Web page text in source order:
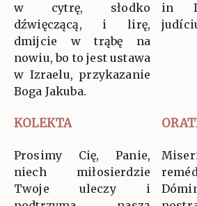
w cytrę, słodko
dźwięczącą, i lirę,
dmijcie w trąbę na
nowiu, bo to jest ustawa
w Izraelu, przykazanie
Boga Jakuba.
in
KOLEKTA
Prosimy Cię, Panie,
niech miłosierdzie
Twoje uleczy i